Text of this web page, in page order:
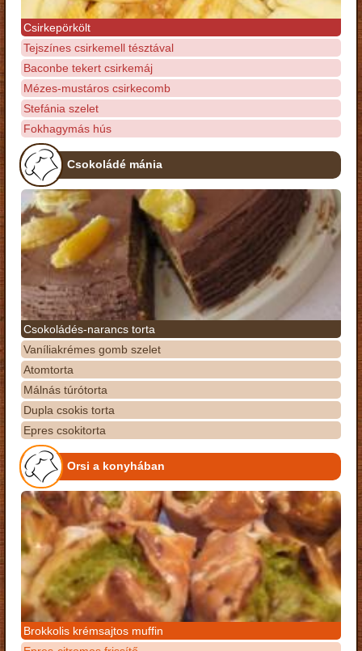
Csirkepörkölt
Tejszínes csirkemell tésztával
Baconbe tekert csirkemáj
Mézes-mustáros csirkecomb
Stefánia szelet
Fokhagymás hús
Csokoládé mánia
Csokoládés-narancs torta
Vaníliakrémes gomb szelet
Atomtorta
Málnás túrótorta
Dupla csokis torta
Epres csokitorta
Orsi a konyhában
Brokkolis krémsajtos muffin